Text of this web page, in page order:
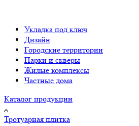
Укладка под ключ
Дизайн
Городские территории
Парки и скверы
Жилые комплексы
Частные дома
Каталог продукции
Тротуарная плитка